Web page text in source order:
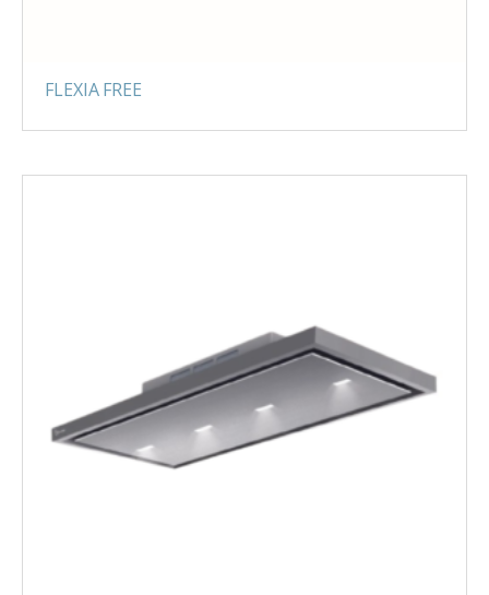
FLEXIA FREE